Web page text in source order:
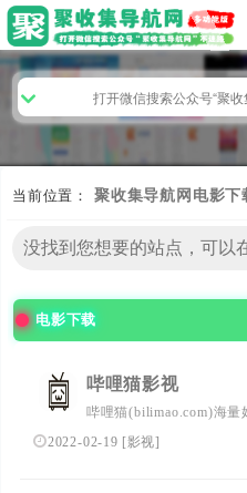
当前位置： 聚收集导航网 电影下
电影下载
哔哩猫影视
哔哩猫(bilimao.com)海量
连载动漫、热门综艺等在
2022-02-19 [影视]